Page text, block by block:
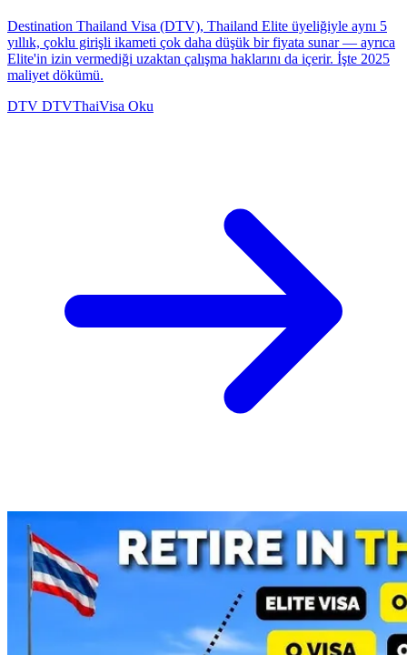
Destination Thailand Visa (DTV), Thailand Elite üyeliğiyle aynı 5
yıllık, çoklu girişli ikameti çok daha düşük bir fiyata sunar — ayrıca
Elite'in izin vermediği uzaktan çalışma haklarını da içerir. İşte 2025
maliyet dökümü.
DTV DTVThaiVisa Oku